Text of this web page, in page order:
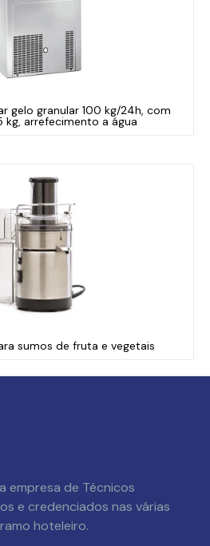
gelo granular 100 kg/24h, com
kg, arrefecimento a água
sumos de fruta e vegetais
empresa de Técnicos
e credenciados nas várias
hoteleiro.